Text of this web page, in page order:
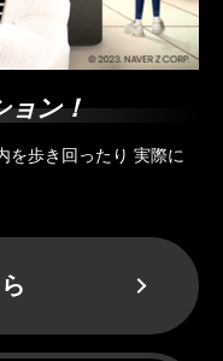
ョン！
を歩き回ったり 実際に